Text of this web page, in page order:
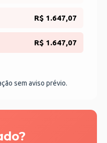
R$ 1.647,07
R$ 1.647,07
sem aviso prévio.